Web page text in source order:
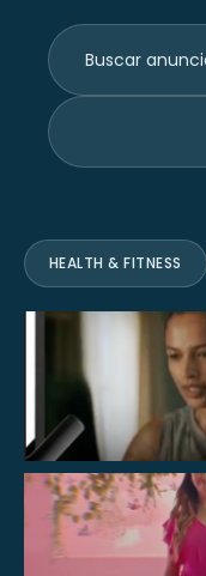
HEALTH & FITNESS
VER
VER